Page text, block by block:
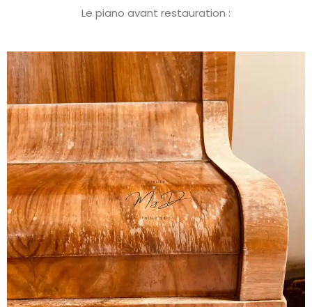
Le piano avant restauration :